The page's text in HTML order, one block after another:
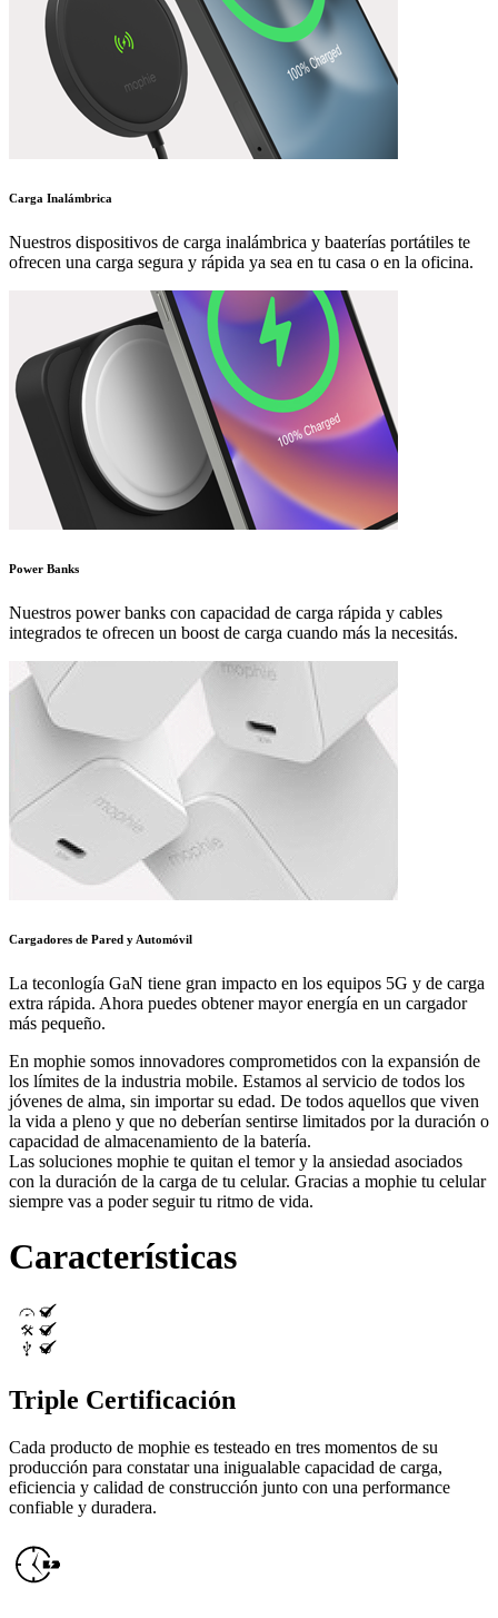
Carga Inalámbrica
Nuestros dispositivos de carga inalámbrica y baaterías portátiles te
ofrecen una carga segura y rápida ya sea en tu casa o en la oficina.
Power Banks
Nuestros power banks con capacidad de carga rápida y cables
integrados te ofrecen un boost de carga cuando más la necesitás.
Cargadores de Pared y Automóvil
La teconlogía GaN tiene gran impacto en los equipos 5G y de carga
extra rápida. Ahora puedes obtener mayor energía en un cargador
más pequeño.
En mophie somos innovadores comprometidos con la expansión de
los límites de la industria mobile. Estamos al servicio de todos los
jóvenes de alma, sin importar su edad. De todos aquellos que viven
la vida a pleno y que no deberían sentirse limitados por la duración o
capacidad de almacenamiento de la batería.
Las soluciones mophie te quitan el temor y la ansiedad asociados
con la duración de la carga de tu celular. Gracias a mophie tu celular
siempre vas a poder seguir tu ritmo de vida.
Características
Triple Certificación
Cada producto de mophie es testeado en tres momentos de su
producción para constatar una inigualable capacidad de carga,
eficiencia y calidad de construcción junto con una performance
confiable y duradera.